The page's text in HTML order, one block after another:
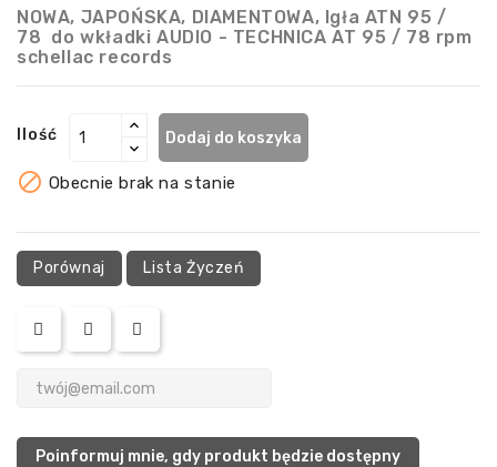
NOWA, JAPOŃSKA, DIAMENTOWA, Igła ATN 95 /
78 do wkładki AUDIO - TECHNICA AT 95 / 78 rpm
schellac records
Ilość Dodaj do koszyka
 Obecnie brak na stanie
Porównaj Lista Życzeń
Poinformuj mnie, gdy produkt będzie dostępny